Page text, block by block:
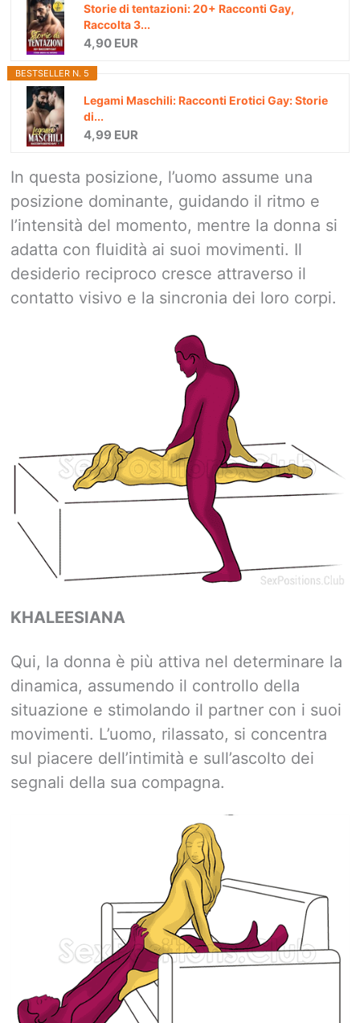
Storie di tentazioni: 20+ Racconti Gay,
Raccolta 3...
4,90 EUR
BESTSELLER N. 5
Legami Maschili: Racconti Erotici Gay: Storie
di...
4,99 EUR
In questa posizione, l’uomo assume una
posizione dominante, guidando il ritmo e
l’intensità del momento, mentre la donna si
adatta con fluidità ai suoi movimenti. Il
desiderio reciproco cresce attraverso il
contatto visivo e la sincronia dei loro corpi.
KHALEESIANA
Qui, la donna è più attiva nel determinare la
dinamica, assumendo il controllo della
situazione e stimolando il partner con i suoi
movimenti. L’uomo, rilassato, si concentra
sul piacere dell’intimità e sull’ascolto dei
segnali della sua compagna.